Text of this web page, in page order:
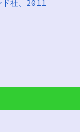
ド社、2011